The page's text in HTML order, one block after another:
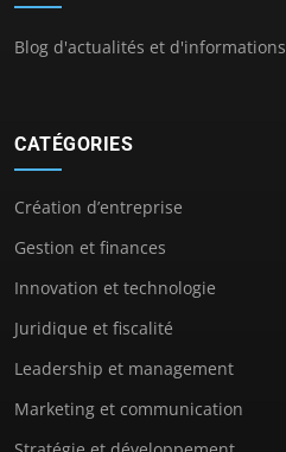
Blog d'actualités et d'informations
CATÉGORIES
Création d’entreprise
Gestion et finances
Innovation et technologie
Juridique et fiscalité
Leadership et management
Marketing et communication